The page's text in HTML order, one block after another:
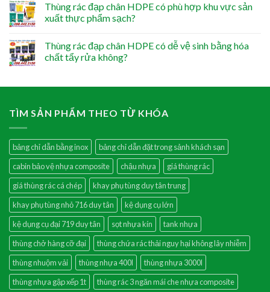
Thùng rác đạp chân HDPE có phù hợp khu vực sản
xuất thực phẩm sạch?
Thùng rác đạp chân HDPE có dễ vệ sinh bằng hóa
chất tẩy rửa không?
TÌM SẢN PHẨM THEO TỪ KHÓA
bảng chỉ dẫn bằng inox
bảng chỉ dẫn đặt trong sảnh khách sạn
cabin bảo vệ nhựa composite
chậu nhựa
giá thùng rác
giá thùng rác cá chép
khay phụ tùng duy tân trung
khay phụ tùng nhỏ 716 duy tân
kệ dụng cụ lớn
kệ dụng cụ đại 719 duy tân
sọt nhựa kín
tank nhựa
thùng chở hàng cỡ đại
thùng chứa rác thải nguy hại không lây nhiễm
thùng nhuộm vải
thùng nhựa 400l
thùng nhựa 3000l
thùng nhựa gập xếp 1t
thùng rác 3 ngăn mái che nhựa composite